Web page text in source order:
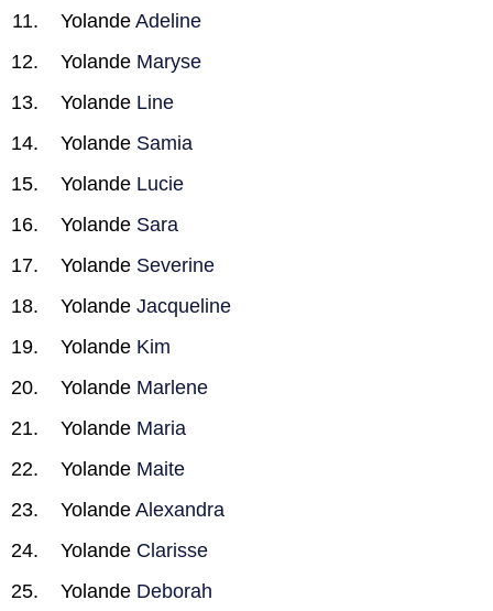
Yolande Adeline
Yolande Maryse
Yolande Line
Yolande Samia
Yolande Lucie
Yolande Sara
Yolande Severine
Yolande Jacqueline
Yolande Kim
Yolande Marlene
Yolande Maria
Yolande Maite
Yolande Alexandra
Yolande Clarisse
Yolande Deborah